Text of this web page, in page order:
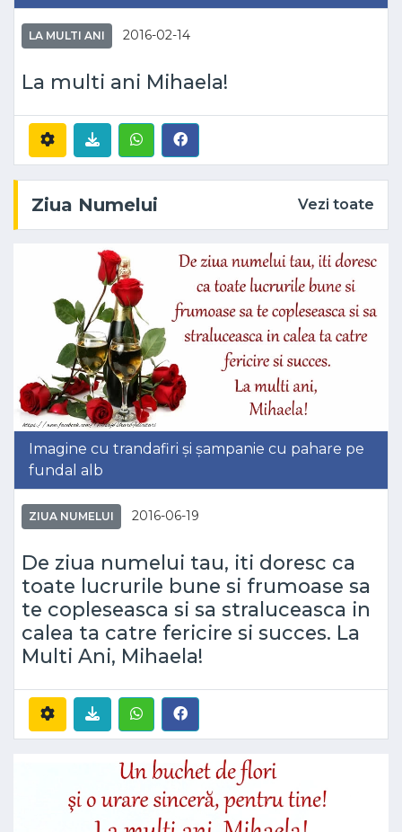
LA MULTI ANI 2016-02-14
La multi ani Mihaela!
Ziua Numelui Vezi toate
Imagine cu trandafiri și șampanie cu pahare pe
fundal alb
ZIUA NUMELUI 2016-06-19
De ziua numelui tau, iti doresc ca
toate lucrurile bune si frumoase sa
te copleseasca si sa straluceasca in
calea ta catre fericire si succes. La
Multi Ani, Mihaela!